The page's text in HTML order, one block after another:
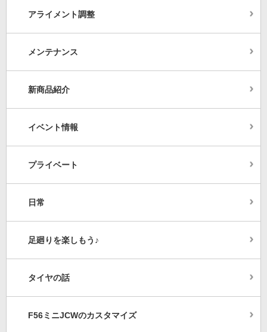
アライメント調整
メンテナンス
新商品紹介
イベント情報
プライベート
日常
足廻りを楽しもう♪
タイヤの話
F56ミニJCWのカスタマイズ